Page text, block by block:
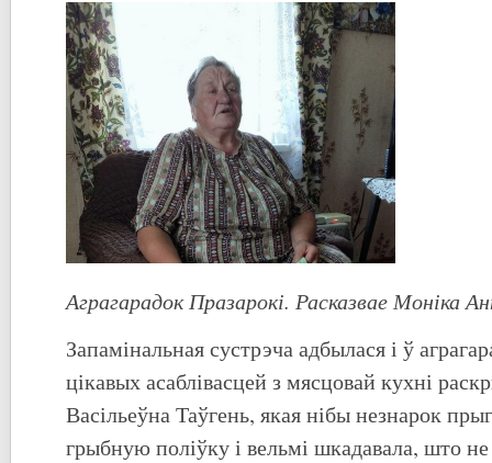
Аграгарадок Празарокі. Расказвае Моніка
Запамінальная сустрэча адбылася і ў
цікавых асаблівасцей з мясцовай кухні
Васільеўна Таўгень, якая нібы незнарок
грыбную поліўку і вельмі шкадавала, што